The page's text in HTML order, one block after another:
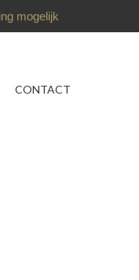
mogelijk
CONTACT